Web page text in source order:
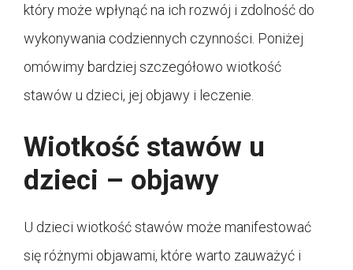
który może wpłynąć na ich rozwój i zdolność do
wykonywania codziennych czynności. Poniżej
omówimy bardziej szczegółowo wiotkość
stawów u dzieci, jej objawy i leczenie.
Wiotkość stawów u
dzieci – objawy
U dzieci wiotkość stawów może manifestować
się różnymi objawami, które warto zauważyć i